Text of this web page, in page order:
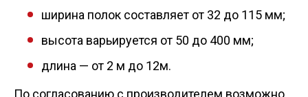
ширина полок составляет от 32 до 115 мм;
высота варьируется от 50 до 400 мм;
длина — от 2 м до 12м.
По согласованию с производителем возможно